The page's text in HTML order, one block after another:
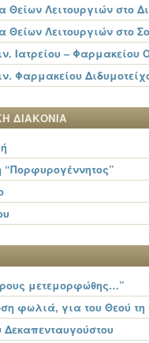
Λειτουργιών στο
Λειτουργιών στο
Ιατρείου – Φαρμακείου
Φαρμακείου
ΔΙΑΚΟΝΙΑ
“Πορφυρογέννητος”
μετεμορφώθης…”
φωλιά, για του Θεού
Δεκαπενταυγούστου